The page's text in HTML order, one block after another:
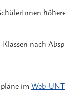
nach
im Web-